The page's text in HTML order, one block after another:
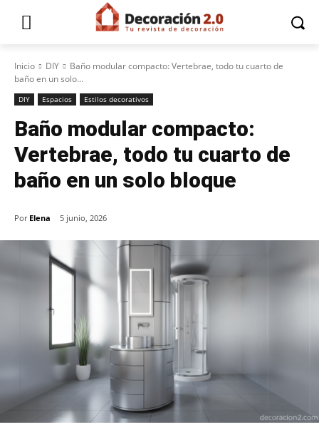
Inicio DIY
Baño modular compacto: Vertebrae, todo tu cuarto de
baño en un solo...
DIY Espacios Estilos decorativos
Baño modular compacto:
Vertebrae, todo tu cuarto de
baño en un solo bloque
Por Elena 5 junio, 2026